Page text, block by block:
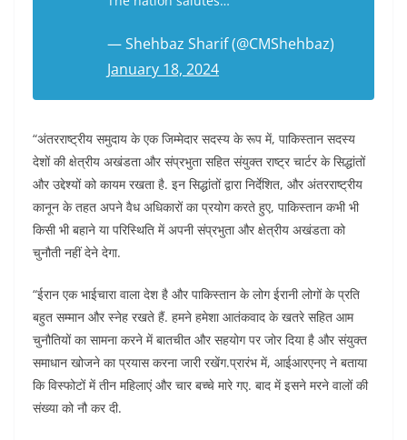
— Shehbaz Sharif (@CMShehbaz)
January 18, 2024
“अंतरराष्ट्रीय समुदाय के एक जिम्मेदार सदस्य के रूप में, पाकिस्तान सदस्य
देशों की क्षेत्रीय अखंडता और संप्रभुता सहित संयुक्त राष्ट्र चार्टर के सिद्धांतों
और उद्देश्यों को कायम रखता है. इन सिद्धांतों द्वारा निर्देशित, और अंतरराष्ट्रीय
कानून के तहत अपने वैध अधिकारों का प्रयोग करते हुए, पाकिस्तान कभी भी
किसी भी बहाने या परिस्थिति में अपनी संप्रभुता और क्षेत्रीय अखंडता को
चुनौती नहीं देने देगा.
“ईरान एक भाईचारा वाला देश है और पाकिस्तान के लोग ईरानी लोगों के प्रति
बहुत सम्मान और स्नेह रखते हैं. हमने हमेशा आतंकवाद के खतरे सहित आम
चुनौतियों का सामना करने में बातचीत और सहयोग पर जोर दिया है और संयुक्त
समाधान खोजने का प्रयास करना जारी रखेंग.प्रारंभ में, आईआरएनए ने बताया
कि विस्फोटों में तीन महिलाएं और चार बच्चे मारे गए. बाद में इसने मरने वालों की
संख्या को नौ कर दी.